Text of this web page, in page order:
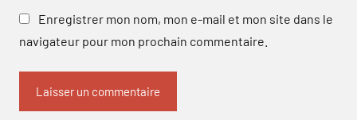
Enregistrer mon nom, mon e-mail et mon site dans le
navigateur pour mon prochain commentaire.